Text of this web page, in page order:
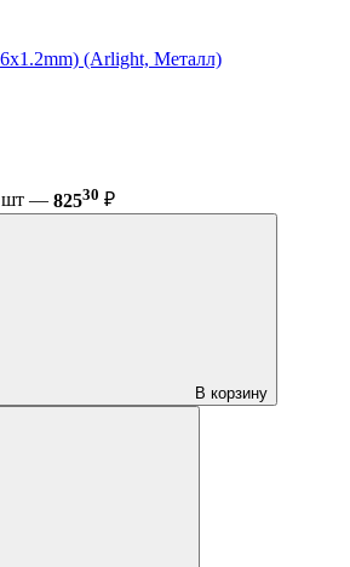
(Arlight, Металл)
шт — 82530 ₽
В корзину